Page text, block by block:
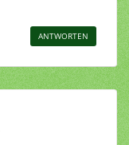
ANTWORTEN